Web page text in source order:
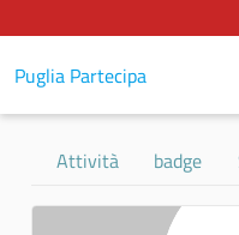
Puglia Partecipa
Attività badge